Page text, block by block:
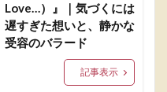
Love…）』｜気づくには
遅すぎた想いと、静かな
受容のバラード
記事表示